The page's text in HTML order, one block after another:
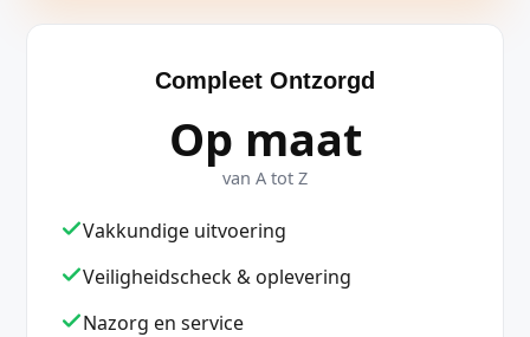
Compleet Ontzorgd
Op maat
van A tot Z
Vakkundige uitvoering
Veiligheidscheck & oplevering
Nazorg en service